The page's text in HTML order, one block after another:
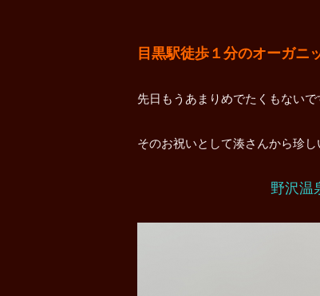
目黒駅徒歩１分のオーガ
先日もうあまりめでたくもないで
そのお祝いとして湊さんから珍
野沢温